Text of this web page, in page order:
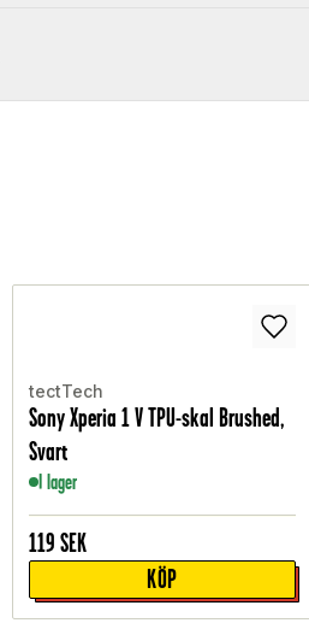
tectTech
Sony Xperia 1 V TPU-skal Brushed,
Svart
I lager
119 SEK
KÖP